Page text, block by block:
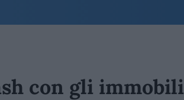
con gli immobili